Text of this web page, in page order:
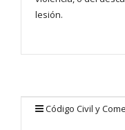
lesión.
Código Civil y